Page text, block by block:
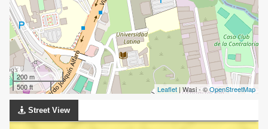
200 m
500 ft
Leaflet | Wasi - ©OpenStreetMap
Street View